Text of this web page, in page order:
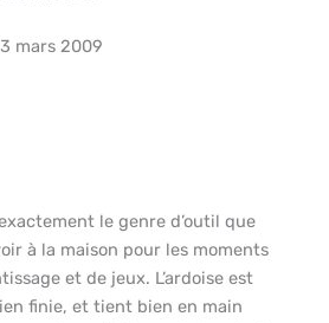
3 mars 2009
exactement le genre d’outil que
à la maison pour les moments
et de jeux. L’ardoise est
finie, et tient bien en main